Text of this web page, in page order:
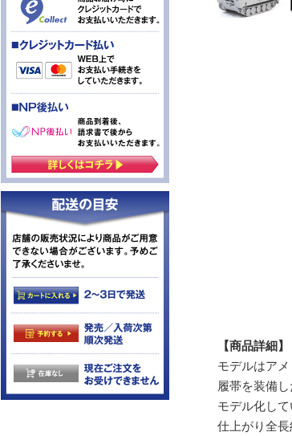
【商品詳細】
モデルはア
履帯を装備
モデル化して
仕上がり全